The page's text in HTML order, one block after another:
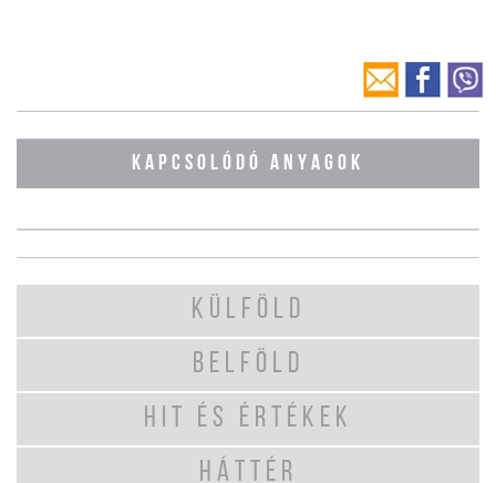
KAPCSOLÓDÓ ANYAGOK
KÜLFÖLD
BELFÖLD
HIT ÉS ÉRTÉKEK
HÁTTÉR